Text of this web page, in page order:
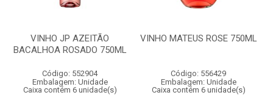
VINHO JP AZEITÃO
BACALHOA ROSADO 750ML
Código: 552904
Embalagem: Unidade
Caixa contém 6 unidade(s)
VINHO MATEUS ROSE 750ML
Código: 556429
Embalagem: Unidade
Caixa contém 6 unidade(s)